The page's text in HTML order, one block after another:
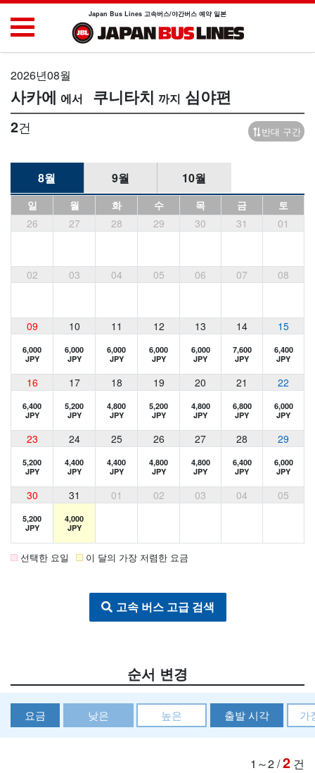
Japan Bus Lines 고속버스/야간버스 예약 일본
2026년08월
사카에 쿠니타치 심야편
2건 반대 구간
8월 9월 10월
일 월 화 수 목 금
토
26
27 28 29 30 31 01
02 03 04 05 06 07 08
09 10 11 12 13 14 15
6,000
JPY
6,000
JPY
6,000
JPY
6,000
JPY
6,000
JPY
7,600
JPY
6,400
JPY
16 17 18 19 20 21 22
6,400
JPY
5,200
JPY
4,800
JPY
5,200
JPY
4,800
JPY
6,800
JPY
6,000
JPY
23 24 25 26 27 28 29
5,200
JPY
4,400
JPY
4,400
JPY
4,800
JPY
4,800
JPY
6,400
JPY
6,000
JPY
30 31 01 02 03 04 05
5,200
JPY
4,000
JPY
선택한 요일 이 달의 가장 저렴한 요금
고속 버스 고급 검색
순서 변경
요금 낮은 높은 출발 시각 가
1～2/2 건